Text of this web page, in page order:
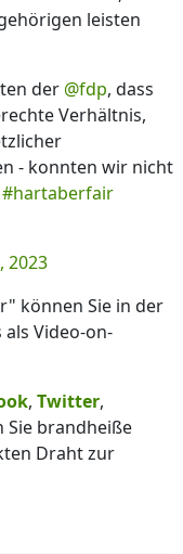
leisten
der @fdp, dass
Verhältnis,
- konnten wir nicht
#hartaberfair
2023
können Sie in der
Video-on-
, Twitter,
Sie brandheiße
Draht zur